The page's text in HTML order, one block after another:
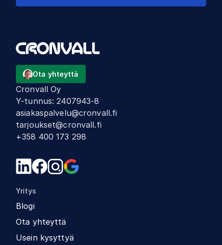
Ota yhteyttä
Cronvall Oy
Y-tunnus:2407943-8
asiakaspalvelu@cronvall.fi
tarjoukset@cronvall.fi
+358 400 173 298
Yritys
Blogi
Ota yhteyttä
Usein kysyttyä